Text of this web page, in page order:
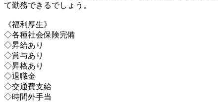
て勤務できるでしょう。
《福利厚生》
◇各種社会保険完備
◇昇給あり
◇賞与あり
◇昇格あり
◇退職金
◇交通費支給
◇時間外手当